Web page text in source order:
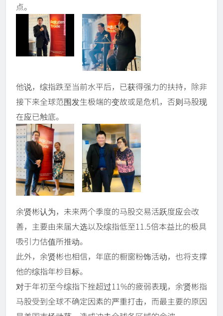
点。
他说，综指跌至当前水平后，已获得强力的扶持，除非
接下来全球范围发生极端的变故或是危机，否则马股现
在应已触底。
余贤彬认为，未来两个季度的马股交易活跃度应会改
善，主要由来届大选以及综指低至11.5倍本益比的极具
吸引力估值所推动。
此外，余贤彬也相信，年底的橱窗粉饰活动，也将支撑
他的综指年杪目标。
对于年初至今综指下挫超过11%的疲弱表现，余贤彬指
马股受到全球不确定因素的严重打击，而最主要的原因